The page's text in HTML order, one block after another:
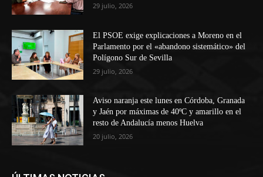
29 julio, 2026
El PSOE exige explicaciones a Moreno en el
Parlamento por el «abandono sistemático» del
Polígono Sur de Sevilla
29 julio, 2026
Aviso naranja este lunes en Córdoba, Granada
y Jaén por máximas de 40ºC y amarillo en el
resto de Andalucía menos Huelva
20 julio, 2026